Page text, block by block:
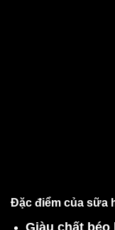
Đặc điểm của sữa